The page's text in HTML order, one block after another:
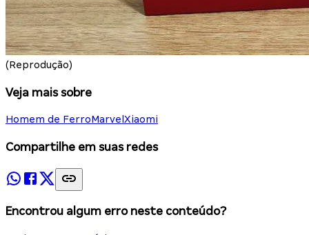
(Reprodução)
Veja mais sobre
Homem de FerroMarvel Xiaomi
Compartilhe em suas redes
Encontrou algum erro neste conteúdo?